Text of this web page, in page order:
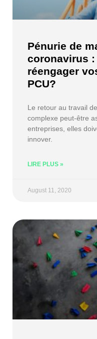
Pénurie de
coronavirus
réengager
PCU?
Le retour au travail
complexe peut-être
entreprises, elles
innover.
LIRE PLUS »
August 11, 2020